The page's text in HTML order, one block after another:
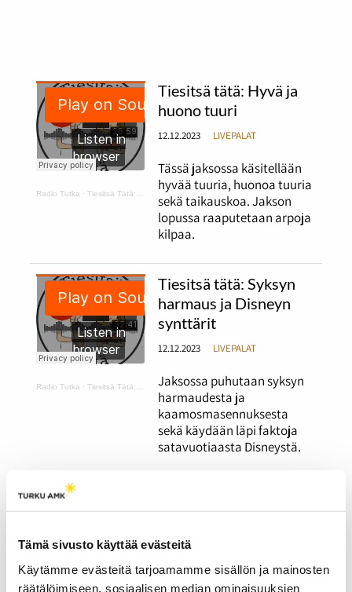
Tämä sivusto käyttää evästeitä
Käytämme evästeitä tarjoamamme sisällön ja mainosten
räätälöimiseen, sosiaalisen median ominaisuuksien
Radio Tutka ·Tiesitsä Tätä: hyvä ja huono tuuri
Tiesitsä tätä: Hyvä ja
huono tuuri
12.12.2023 LIVEPALAT
Tässä jaksossa käsitellään
hyvää tuuria, huonoa tuuria
sekä taikauskoa. Jakson
lopussa raaputetaan arpoja
kilpaa.
Radio Tutka ·Tiesitsä Tätä: harmaus ja Disneyn synttärit
Tiesitsä tätä: Syksyn
harmaus ja Disneyn
synttärit
12.12.2023 LIVEPALAT
Jaksossa puhutaan syksyn
harmaudesta ja
kaamosmasennuksesta
sekä käydään läpi faktoja
satavuotiaasta Disneystä.
Halloween ja muut